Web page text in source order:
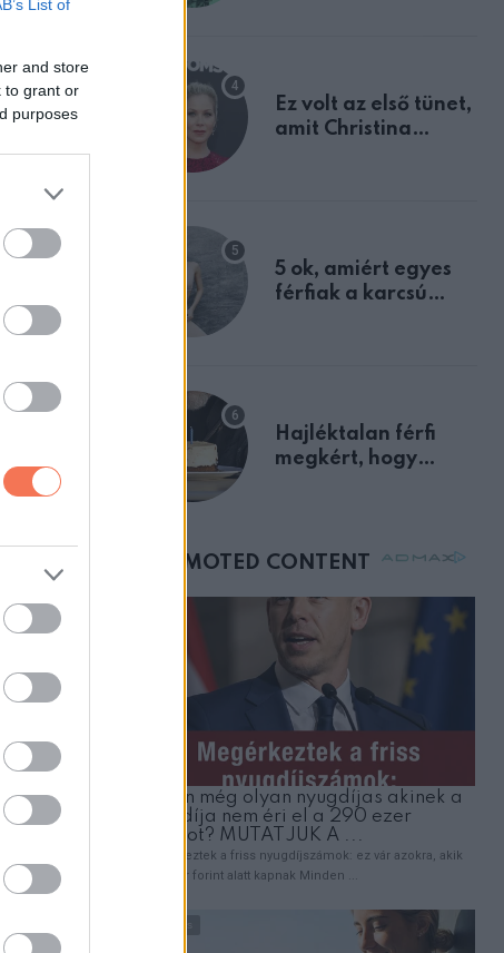
List of
and store
to grant or
purposes
Ez volt az első tünet,
amit Christina
5 ok, amiért egyes
férfiak a karcsú
Hajléktalan férfi
megkért, hogy
mellettem ült az első